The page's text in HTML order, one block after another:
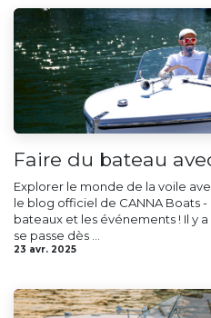
Faire du bateau
Explorer le monde de la voile
le blog officiel de CANNA Boats
bateaux et les événements ! Il y
se passe dès ...
23 avr. 2025